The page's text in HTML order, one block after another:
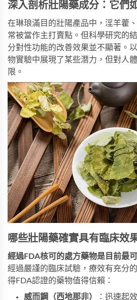
深入剖析壯陽藥成分：它們
在琳琅滿目的壯陽產品中，淫羊藿
常被當作主打賣點。但科學研究的
分對性功能的改善效果並不顯著。
物實驗中展現了某些潛力，但對人
限。
哪些壯陽藥確實具有臨床效
經過FDA核可的處方藥物是目前最
經過嚴謹的臨床試驗，療效有充分
得FDA認證的藥物值得信賴：
威而鋼（西地那非）
：迅速起